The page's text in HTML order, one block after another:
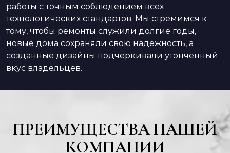
работы с точным соблюдением всех
технологических стандартов. Мы стремимся к
тому, чтобы ремонты служили долгие годы,
новые дома сохраняли свою надежность, а
созданные дизайны подчеркивали утонченный
вкус владельцев.
ПРЕИМУЩЕСТВА НАШЕЙ
КОМПАНИИ